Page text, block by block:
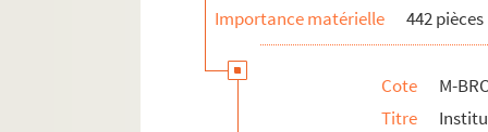
Importance matérielle
442 pièces
Cote
M-
Titre